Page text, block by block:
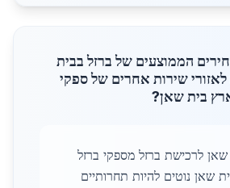
הממוצעים של ברזל בבית
שירות אחרים של ספקי
בית שאן?
לרכישת ברזל מספקי ברזל
שאן נוטים להיות תחרותיים